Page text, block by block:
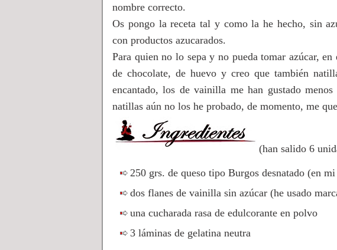
nombre correcto.
Os pongo la receta tal y como la he hecho, sin
con productos azucarados.
Para quien no lo sepa y no pueda tomar azúcar,
de chocolate, de huevo y creo que también
encantado, los de vainilla me han gustado
natillas aún no los he probado, de momento, me
(han salido 6
250 grs. de queso tipo Burgos desnatado (en
dos flanes de vainilla sin azúcar (he usado
una cucharada rasa de edulcorante en polvo
3 láminas de gelatina neutra